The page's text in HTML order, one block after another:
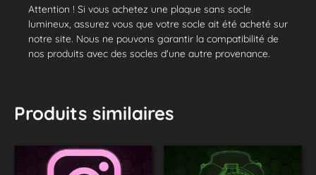
Attention ! Si vous achetez une plaque sans socle
lumineux, assurez vous que votre socle ait été acheté sur
notre site. Nous ne pouvons garantir la compatibilité de
nos produits avec des socles d'une autre provenance.
Produits similaires